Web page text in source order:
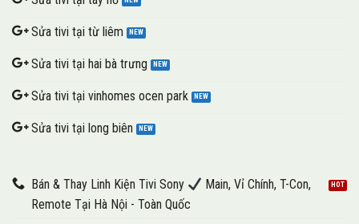
Sửa tivi tại từ liêm
Sửa tivi tại hai bà trưng
Sửa tivi tại vinhomes ocen park
Sửa tivi tại long biên
Bán & Thay Linh Kiện Tivi Sony
Main, Vỉ Chính, T-Con,
Remote Tại Hà Nội - Toàn Quốc